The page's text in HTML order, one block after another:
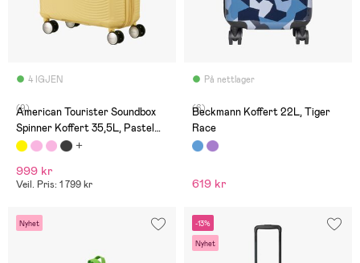
4 IGJEN
(9)
American Tourister Soundbox
Spinner Koffert 35,5L, Pastel
Yellow
999 kr
Veil. Pris: 1 799 kr
På nettlager
(6)
Beckmann Koffert 22L, Tiger
Race
619 kr
Nyhet -13%
Nyhet